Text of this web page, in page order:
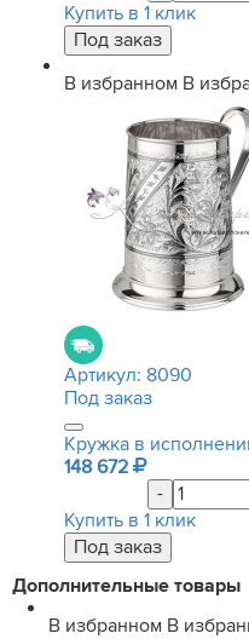
Купить в 1 клик
В избранном В
Артикул: 8090
Под заказ
Кружка в
148 672
-
Купить в 1 клик
Дополнительные товары
В избранном В